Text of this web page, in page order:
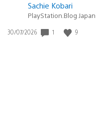
Sachie Kobari
PlayStation.Blog Japan
Date
30/07/2026 1 9